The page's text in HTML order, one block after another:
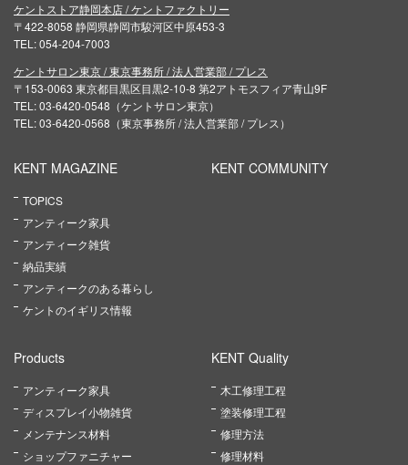
ケントストア静岡本店 / ケントファクトリー
〒422-8058 静岡県静岡市駿河区中原453-3
TEL: 054-204-7003
ケントサロン東京 / 東京事務所 / 法人営業部 / プレス
〒153-0063 東京都目黒区目黒2-10-8 第2アトモスフィア青山9F
TEL: 03-6420-0548（ケントサロン東京）
TEL: 03-6420-0568（東京事務所 / 法人営業部 / プレス）
KENT MAGAZINE
TOPICS
アンティーク家具
アンティーク雑貨
納品実績
アンティークのある暮らし
ケントのイギリス情報
KENT COMMUNITY
Products
アンティーク家具
ディスプレイ小物雑貨
メンテナンス材料
ショップファニチャー
KENT Quality
木工修理工程
塗装修理工程
修理方法
修理材料